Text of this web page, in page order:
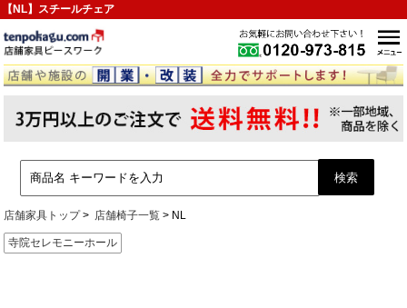
【NL】スチールチェア
店舗家具トップ 店舗椅子一覧 NL
寺院セレモニーホール